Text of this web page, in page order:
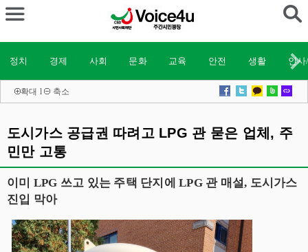
정치 경제 사회 문화 교육 안전 생활 인
확대 l 축소
도시가스 공급권 따려고 LPG 관 묻은 업체, 주
민만 고통
이미 LPG 쓰고 있는 주택 단지에 LPG 관 매설, 도시가스
진입 막아